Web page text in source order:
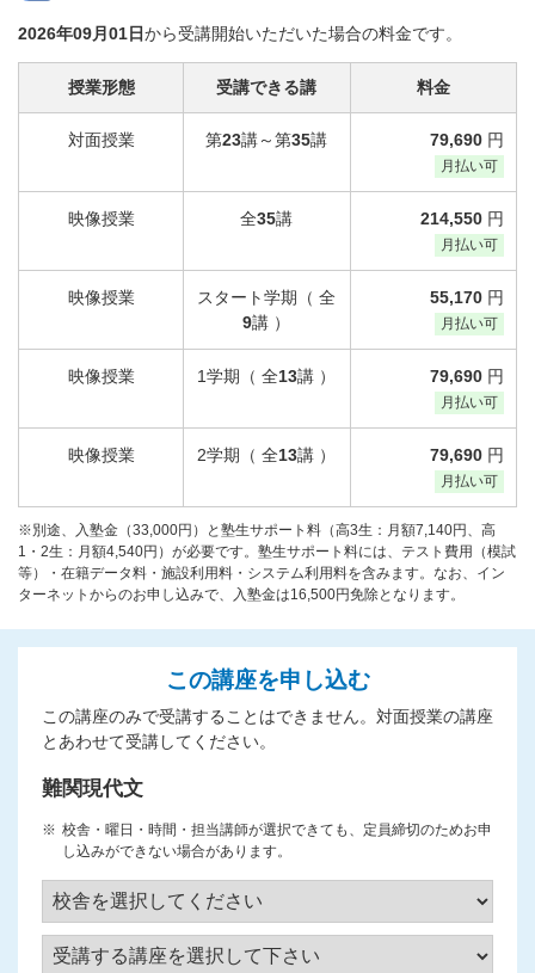
2026年09月01日から受講開始いただいた場合の料金です。
授業形態
対面授業
映像授業
映像授業
映像授業
映像授業
受講できる講
第23講～第35講
全35講
スタート学期（ 全
9講 ）
1学期（ 全13講 ）
2学期（ 全13講 ）
料金
79,690 円
月払い可
214,550 円
月払い可
55,170 円
月払い可
79,690 円
月払い可
79,690 円
月払い可
※別途、入塾金（33,000円）と塾生サポート料（高3生：月額7,140円、高
1・2生：月額4,540円）が必要です。塾生サポート料には、テスト費用（模試
等）・在籍データ料・施設利用料・システム利用料を含みます。なお、イン
ターネットからのお申し込みで、入塾金は16,500円免除となります。
この講座を申し込む
この講座のみで受講することはできません。対面授業の講座
とあわせて受講してください。
難関現代文
校舎・曜日・時間・担当講師が選択できても、定員締切のためお申
し込みができない場合があります。